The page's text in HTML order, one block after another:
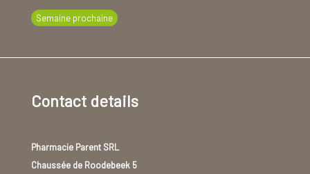
Semaine prochaine
Contact details
Pharmacie Parent SRL
Chaussée de Roodebeek 5